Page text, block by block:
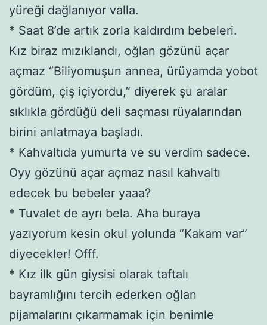
yüreği dağlanıyor valla.
* Saat 8’de artık zorla kaldırdım bebeleri.
Kız biraz mızıklandı, oğlan gözünü açar
açmaz “Biliyomuşun annea, ürüyamda yobot
gördüm, çiş içiyordu,” diyerek şu aralar
sıklıkla gördüğü deli saçması rüyalarından
birini anlatmaya başladı.
* Kahvaltıda yumurta ve su verdim sadece.
Oyy gözünü açar açmaz nasıl kahvaltı
edecek bu bebeler yaaa?
* Tuvalet de ayrı bela. Aha buraya
yazıyorum kesin okul yolunda “Kakam var”
diyecekler! Offf.
* Kız ilk gün giysisi olarak taftalı
bayramlığını tercih ederken oğlan
pijamalarını çıkarmamak için benimle